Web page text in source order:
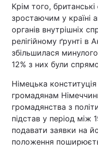
Крім того, британські
зростаючим у країні
органів внутрішніх
релігійному ґрунті в
збільшилася
12% з них були
Німецька
громадянам
громадянства з
підстав у період між
подавати заявки на
положення